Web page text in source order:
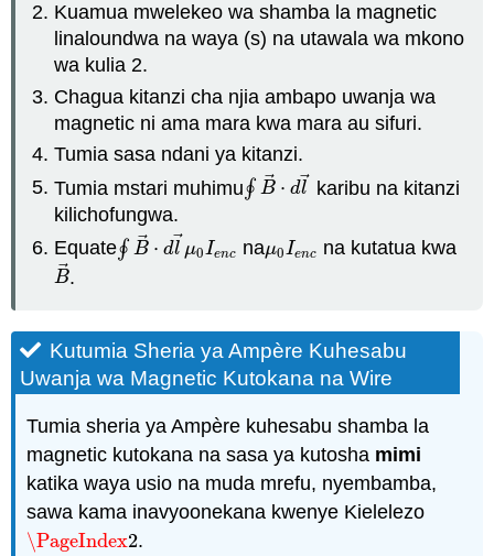
Kuamua mwelekeo wa shamba la magnetic
linaloundwa na waya (s) na utawala wa mkono
wa kulia 2.
Chagua kitanzi cha njia ambapo uwanja wa
magnetic ni ama mara kwa mara au sifuri.
Tumia sasa ndani ya kitanzi.
Tumia mstari muhimu∮ B⃗ ⋅ dl
∮B→ ⋅dl →
karibu na kitanzi
kilichofungwa.
Equate∮ B⃗ ⋅ dl ⃗
∮B→ ⋅dl →
μ0Ienc
μ0Ienc naμ0Ienc
μ0Ienc na kutatua kwa
B⃗
B→
.
Kutumia Sheria ya Ampère Kuhesabu
Uwanja wa Magnetic Kutokana na Wire
Tumia sheria ya Ampère kuhesabu shamba la
magnetic kutokana na sasa ya kutosha mimi
katika waya usio na muda mrefu, nyembamba,
sawa kama inavyoonekana kwenye Kielelezo
\PageIndex2
\PageIndex2.